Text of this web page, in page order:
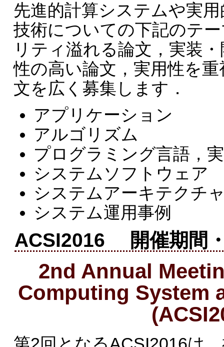
先進的計算システムや実
技術についての下記のテ
リティ溢れる論文，実装
性の高い論文，実用性を
文を広く募集します．
アプリケーション
アルゴリズム
プログラミング言語，
システムソフトウェア
システムアーキテクチ
システム運用事例
ACSI2016 開催期間
2nd Annual
Computing System